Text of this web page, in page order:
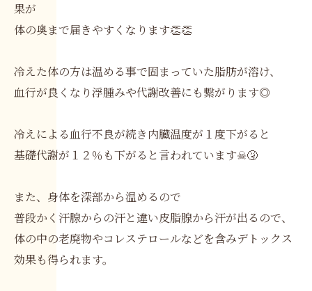
果が
体の奥まで届きやすくなります👏👏
冷えた体の方は温める事で固まっていた脂肪が溶け、
血行が良くなり浮腫みや代謝改善にも繋がります◎
冷えによる血行不良が続き内臓温度が１度下がると
基礎代謝が１２％も下がると言われています☠🤧
また、身体を深部から温めるので
普段かく汗腺からの汗と違い皮脂腺から汗が出るので、
体の中の老廃物やコレステロールなどを含みデトックス
効果も得られます。